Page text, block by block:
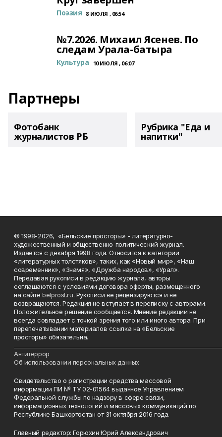
Поэзия 8 ИЮЛЯ , 06:54
№7.2026. Михаил Ясенев. По
следам Урала-батыра
Культура 10 ИЮЛЯ , 06:07
Партнеры
Фотобанк
журналистов РБ
Рубрика "Еда и
напитки"
© 1998-2026, «Бельские просторы» - литературно-
художественный и общественно-политический журнал.
Издается с декабря 1998 года. Относится к категории
«литературных толстяков», таких, как «Новый мир», «Наш
современник», «Знамя», «Дружба народов», «Урал».
Передавая рукописи в редакцию журнала, авторы
соглашаются с условиями договора оферты, размещенного
на сайтеbelprost.ru. Рукописи не рецензируются и не
возвращаются. Редакция не вступает в переписку с авторами.
Положительное решение сообщается. Мнение редакции не
всегда совпадает с точкой зрения того или иного автора. При
перепечатывании материалов ссылка на «Бельские
просторы» обязательна.
Антитеррор
Об использовании персональных данных
Свидетельство о регистрации средства массовой
информации ПИ № ТУ 02-01564 выданное Управлением
Федеральной службы по надзору в сфере связи,
информационных технологий и массовых коммуникаций по
Республике Башкортостан от 31 октября 2016 года.
Главный редактор: Горюхин Юрий Александрович